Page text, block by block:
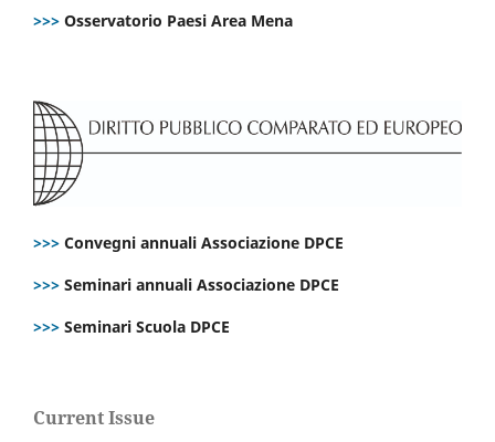
>>> Osservatorio Paesi Area Mena
>>> Convegni annuali Associazione DPCE
>>> Seminari annuali Associazione DPCE
>>> Seminari Scuola DPCE
Current Issue